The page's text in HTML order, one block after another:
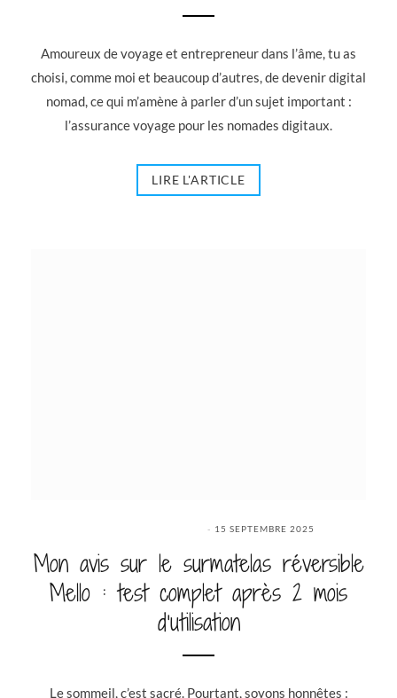
Amoureux de voyage et entrepreneur dans l’âme, tu as
choisi, comme moi et beaucoup d’autres, de devenir digital
nomad, ce qui m’amène à parler d’un sujet important :
l’assurance voyage pour les nomades digitaux.
LIRE L'ARTICLE
15 SEPTEMBRE 2025
Mon avis sur le surmatelas réversible
Mello : test complet après 2 mois
d’utilisation
Le sommeil, c’est sacré. Pourtant, soyons honnêtes :